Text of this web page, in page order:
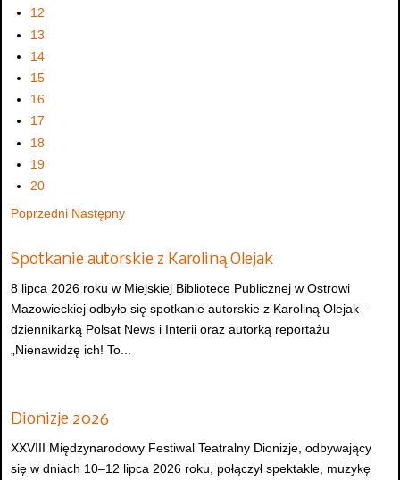
12
13
14
15
16
17
18
19
20
Poprzedni Następny
Spotkanie autorskie z Karoliną Olejak
8 lipca 2026 roku w Miejskiej Bibliotece Publicznej w Ostrowi
Mazowieckiej odbyło się spotkanie autorskie z Karoliną Olejak –
dziennikarką Polsat News i Interii oraz autorką reportażu
„Nienawidzę ich! To...
Dionizje 2026
XXVIII Międzynarodowy Festiwal Teatralny Dionizje, odbywający
się w dniach 10–12 lipca 2026 roku, połączył spektakle, muzykę